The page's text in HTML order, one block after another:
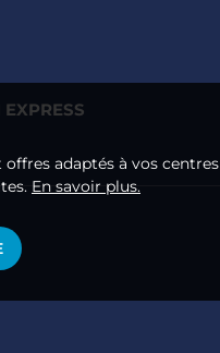
adaptés à vos
En savoir plus.